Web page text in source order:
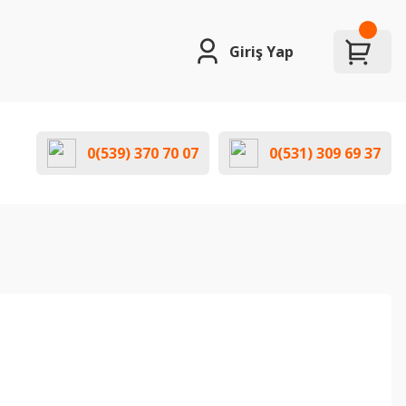
Giriş Yap
0(539) 370 70 07 0(531) 309 69 37